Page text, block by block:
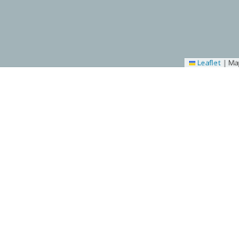
Leaflet |